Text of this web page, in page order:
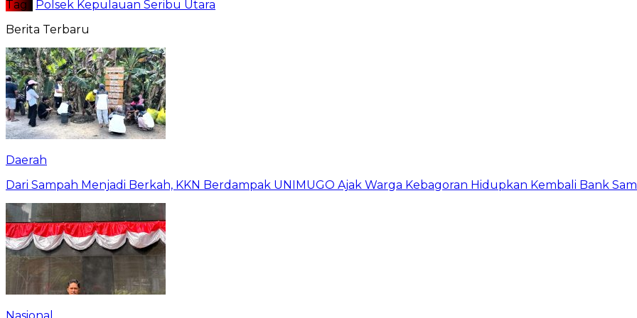
Tag :
Polsek Kepulauan Seribu Utara
Berita Terbaru
Daerah
Dari Sampah Menjadi Berkah, KKN Berdampak UNIMUGO Ajak Warga Kebagoran Hidupkan Kembali Bank